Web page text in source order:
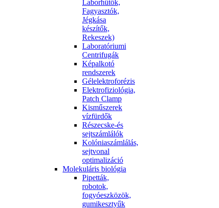
Laborhűtők,
Fagyasztók,
Jégkása
készítők,
Rekeszek)
Laboratóriumi
Centrifugák
Képalkotó
rendszerek
Gélelektroforézis
Elektrofiziológia,
Patch Clamp
Kisműszerek
vízfürdők
Részecske-és
sejtszámlálók
Kolóniaszámlálás,
sejtvonal
optimalizáció
Molekuláris biológia
Pipetták,
robotok,
fogyóeszközök,
gumikesztyűk